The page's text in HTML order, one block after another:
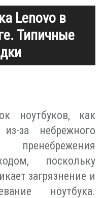
Lenovo в
Типичные
ноутбуков, как
за небрежного
поскольку
загрязнение и
ноутбука.